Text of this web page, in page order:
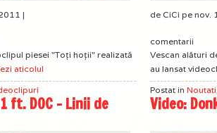
|
piesei "Toţi hoţii" realizată
aticolul
de CiCi pe nov.
comentarii
Vescan alături
au lansat
Postat in Noutati
ft. DOC – Linii de Video: